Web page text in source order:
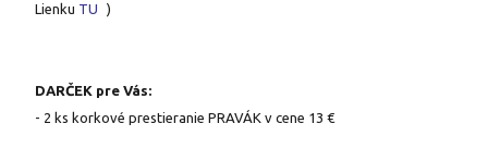
Lienku TU )
DARČEK pre Vás:
- 2 ks korkové prestieranie PRAVÁK v cene 13 €